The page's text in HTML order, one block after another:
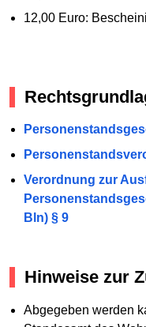
12,00 Euro:
Verordnung zur
Bln) § 9
Hinweise zur
Abgegeben werden